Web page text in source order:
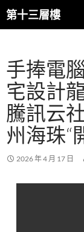
跳
至
內
第十三層樓
搜
尋
手捧電
宅設計
騰訊云
州海珠“
2026 年 4 月 17 日